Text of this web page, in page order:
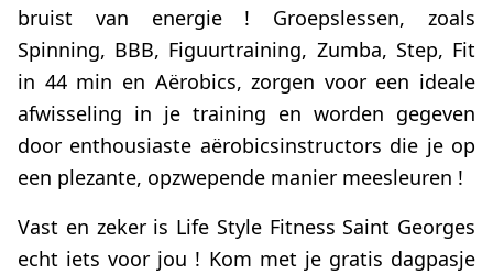
bruist van energie ! Groepslessen, zoals
Spinning, BBB, Figuurtraining, Zumba, Step, Fit
in 44 min en Aërobics, zorgen voor een ideale
afwisseling in je training en worden gegeven
door enthousiaste aërobicsinstructors die je op
een plezante, opzwepende manier meesleuren !
Vast en zeker is Life Style Fitness Saint Georges
echt iets voor jou ! Kom met je gratis dagpasje